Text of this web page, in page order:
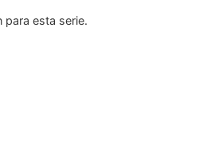
para esta serie.